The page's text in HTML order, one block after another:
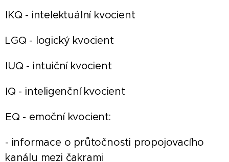
IKQ - intelektuální kvocient
LGQ - logický kvocient
IUQ - intuiční kvocient
IQ - inteligenční kvocient
EQ - emoční kvocient:
- informace o průtočnosti propojovacího
kanálu mezi čakrami